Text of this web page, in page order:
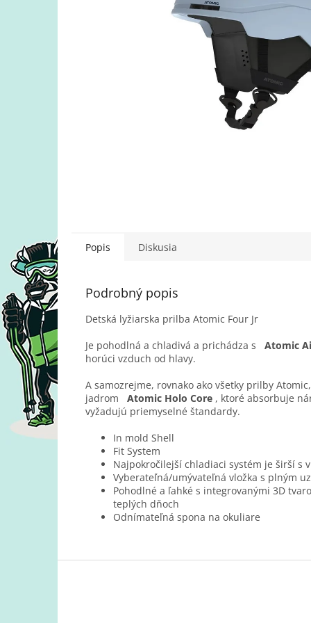
Popis Diskusia
Podrobný popis
Detská lyžiarska prilba Atomic Four Jr
Je pohodlná a chladivá a prichádza s
Atomic
horúci vzduch od hlavy.
A samozrejme, rovnako ako všetky prilby
jadrom
Atomic Holo Core , ktoré absorbuje
vyžadujú priemyselné štandardy.
In mold Shell
Fit System
Najpokročilejší chladiaci systém je širší s
Vyberateľná/umývateľná vložka s plným
Pohodlné a ľahké s integrovanými 3D
teplých dňoch
Odnímateľná spona na okuliare